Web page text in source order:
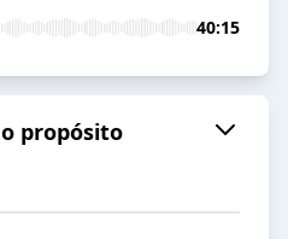
40:15
propósito